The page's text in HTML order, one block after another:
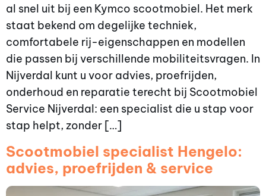
al snel uit bij een Kymco scootmobiel. Het merk
staat bekend om degelijke techniek,
comfortabele rij-eigenschappen en modellen
die passen bij verschillende mobiliteitsvragen. In
Nijverdal kunt u voor advies, proefrijden,
onderhoud en reparatie terecht bij Scootmobiel
Service Nijverdal: een specialist die u stap voor
stap helpt, zonder […]
Scootmobiel specialist Hengelo:
advies, proefrijden & service